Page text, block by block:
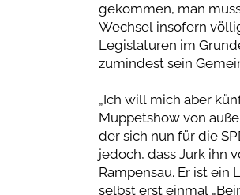
gekommen, man
Wechsel insofern
Legislaturen im
zumindest sein
„Ich will mich aber
Muppetshow von
der sich nun für die
jedoch, dass Jurk ihn
Rampensau. Er ist ein
selbst erst einmal